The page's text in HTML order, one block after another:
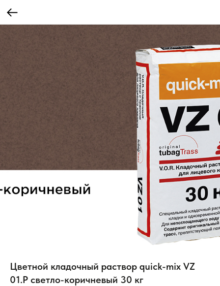
Цветной кладочный раствор quick-mix VZ
01.Р светло-коричневый 30 кг